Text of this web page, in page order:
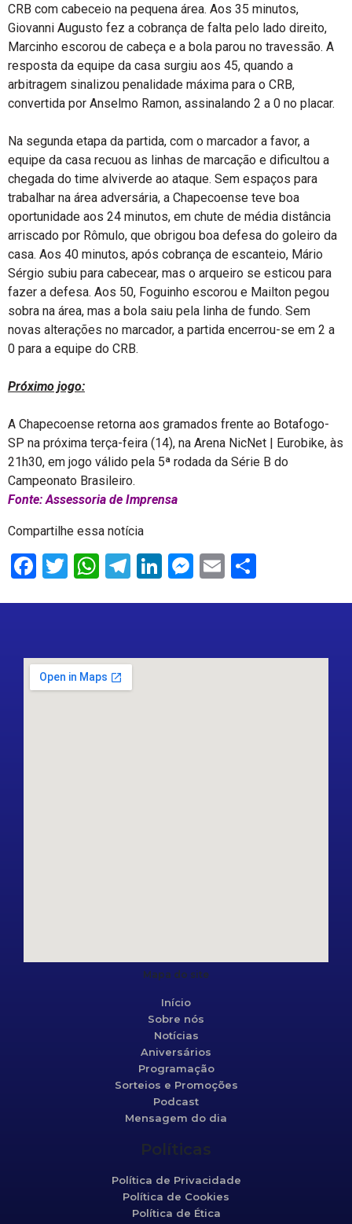
CRB com cabeceio na pequena área. Aos 35 minutos,
Giovanni Augusto fez a cobrança de falta pelo lado direito,
Marcinho escorou de cabeça e a bola parou no travessão. A
resposta da equipe da casa surgiu aos 45, quando a
arbitragem sinalizou penalidade máxima para o CRB,
convertida por Anselmo Ramon, assinalando 2 a 0 no placar.
Na segunda etapa da partida, com o marcador a favor, a
equipe da casa recuou as linhas de marcação e dificultou a
chegada do time alviverde ao ataque. Sem espaços para
trabalhar na área adversária, a Chapecoense teve boa
oportunidade aos 24 minutos, em chute de média distância
arriscado por Rômulo, que obrigou boa defesa do goleiro da
casa. Aos 40 minutos, após cobrança de escanteio, Mário
Sérgio subiu para cabecear, mas o arqueiro se esticou para
fazer a defesa. Aos 50, Foguinho escorou e Mailton pegou
sobra na área, mas a bola saiu pela linha de fundo. Sem
novas alterações no marcador, a partida encerrou-se em 2 a
0 para a equipe do CRB.
Próximo jogo:
A Chapecoense retorna aos gramados frente ao Botafogo-
SP na próxima terça-feira (14), na Arena NicNet | Eurobike, às
21h30, em jogo válido pela 5ª rodada da Série B do
Campeonato Brasileiro.
Fonte: Assessoria de Imprensa
Compartilhe essa notícia
Facebook
Twitter
WhatsApp
Telegram
LinkedIn
Messenger
Email
Mapa do site
Início
Sobre nós
Notícias
Aniversários
Programação
Sorteios e Promoções
Podcast
Mensagem do dia
Políticas
Política de Privacidade
Política de Cookies
Política de Ética